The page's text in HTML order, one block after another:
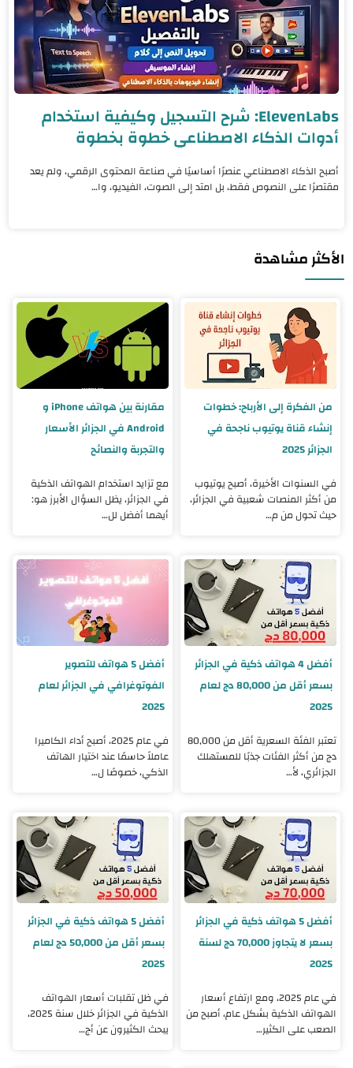
ElevenLabs: شرح التسجيل وكيفية استخدام
أدوات الذكاء الاصطناعي خطوة بخطوة
أصبح الذكاء الاصطناعي عنصرًا أساسيًا في صناعة المحتوى الرقمي، ولم يعد
مقتصرًا على النصوص فقط، بل امتد إلى الصوت، الفيديو، وا…
الأكثر مشاهدة
من الفكرة إلى الأرباح: خطوات
إنشاء قناة يوتيوب ناجحة في
الجزائر 2025
في السنوات الأخيرة، أصبح يوتيوب
من أكثر المنصات شعبية في الجزائر،
حيث تحول من م…
مقارنة بين هواتف iPhone و
Android في الجزائر الأسعار
والتجربة والنصائح
مع تزايد استخدام الهواتف الذكية
في الجزائر، يظل السؤال الأبرز هو:
أيهما أفضل لل…
أفضل 4 هواتف ذكية في الجزائر
بسعر أقل من 80,000 دج لعام
2025
تعتبر الفئة السعرية أقل من 80,000
دج من أكثر الفئات جذبًا للمستهلك
الجزائري، لأ…
أفضل 5 هواتف للتصوير
الفوتوغرافي في الجزائر لعام
2025
في عام 2025، أصبح أداء الكاميرا
عاملاً حاسمًا عند اختيار الهاتف
الذكي، خصوصًا ل…
أفضل 5 هواتف ذكية في الجزائر
بسعر لا يتجاوز 70,000 دج لسنة
2025
في عام 2025، ومع ارتفاع أسعار
الهواتف الذكية بشكل عام، أصبح من
الصعب على الكثير…
أفضل 5 هواتف ذكية في الجزائر
بسعر أقل من 50,000 دج لعام
2025
في ظل تقلبات أسعار الهواتف
الذكية في الجزائر خلال سنة 2025،
يبحث الكثيرون عن أج…